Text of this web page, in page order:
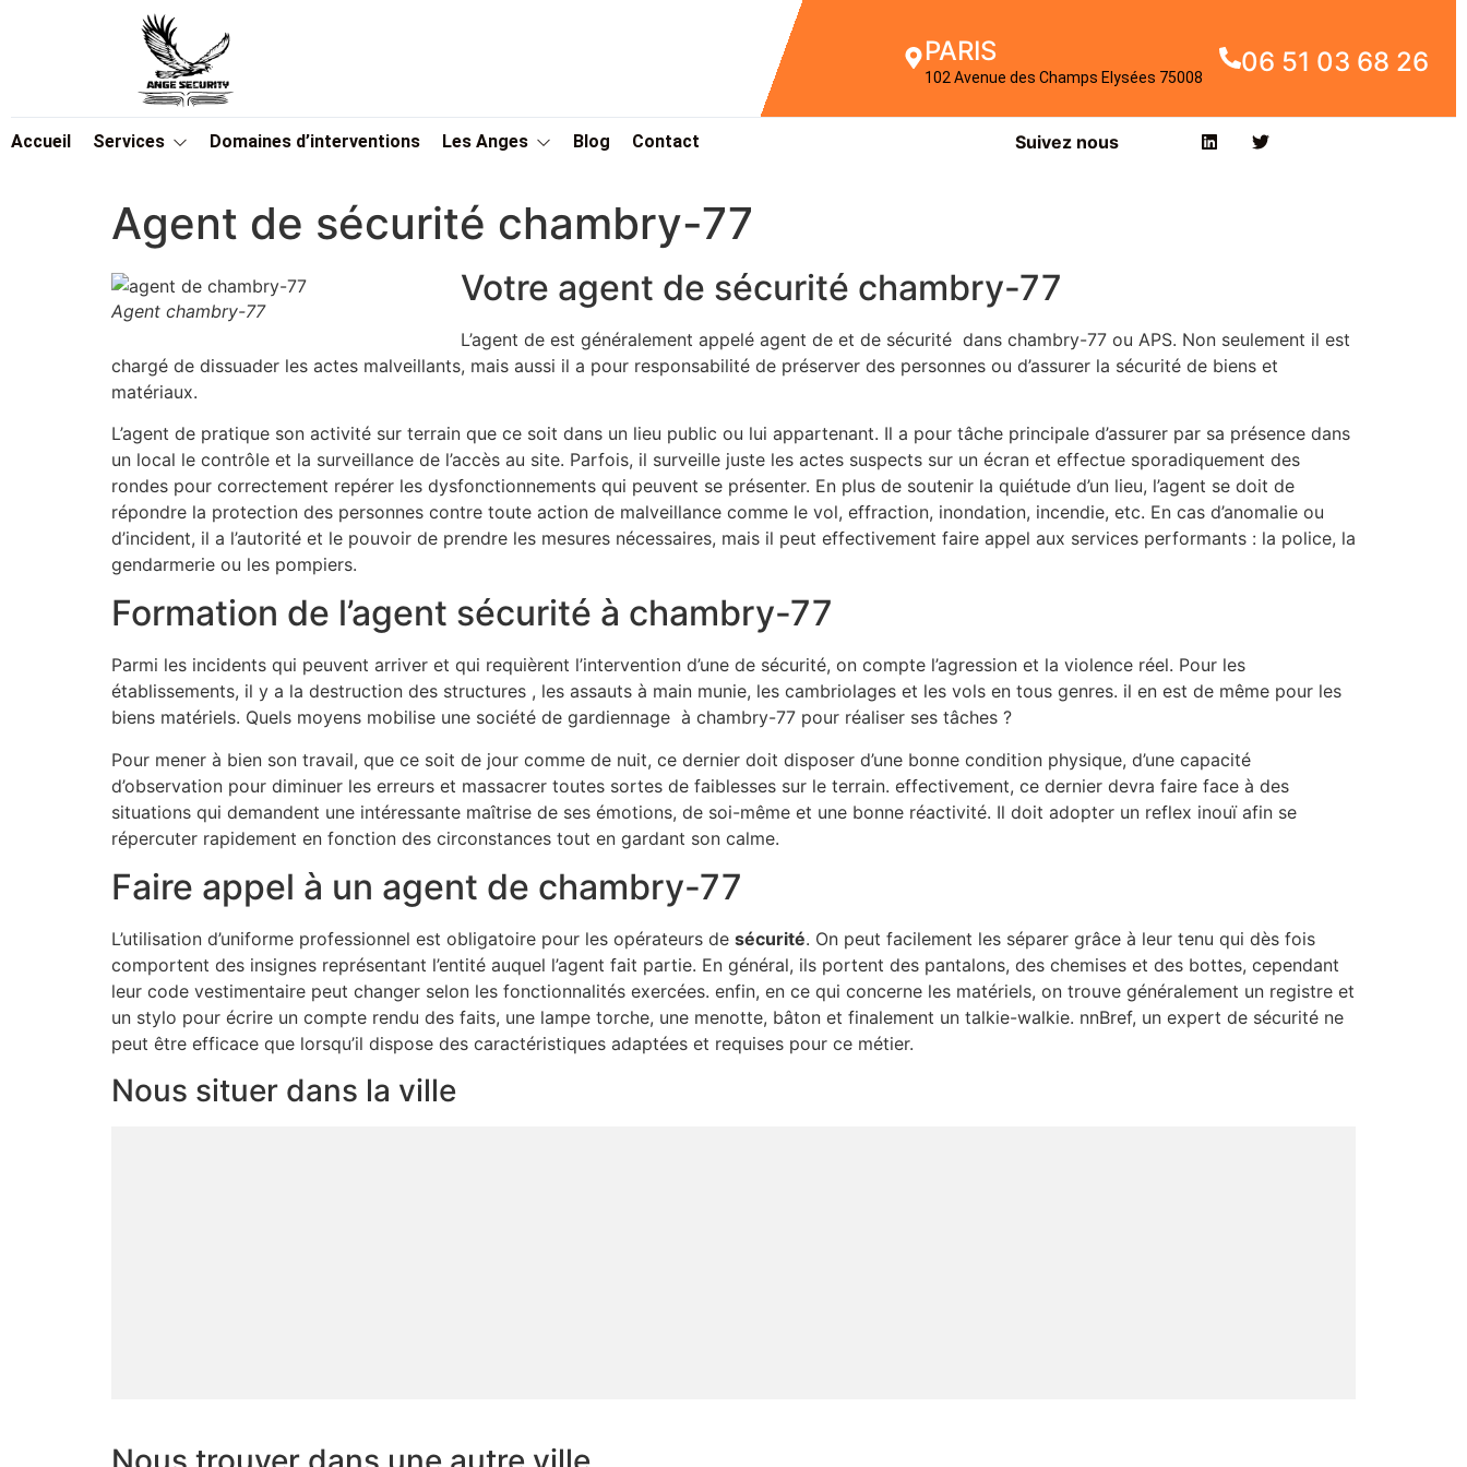
PARIS
102 Avenue des Champs Elysées 75008 06 51 03 68 26
Accueil Services Domaines d’interventions Les Anges Blog Contact Suivez nous
Agent de sécurité chambry-77
Agent chambry-77
Votre agent de sécurité chambry-77
L’agent de est généralement appelé agent de et de sécurité dans chambry-77 ou APS. Non seulement il est
chargé de dissuader les actes malveillants, mais aussi il a pour responsabilité de préserver des personnes ou d’assurer la sécurité de biens et
matériaux.
L’agent de pratique son activité sur terrain que ce soit dans un lieu public ou lui appartenant. Il a pour tâche principale d’assurer par sa présence dans
un local le contrôle et la surveillance de l’accès au site. Parfois, il surveille juste les actes suspects sur un écran et effectue sporadiquement des
rondes pour correctement repérer les dysfonctionnements qui peuvent se présenter. En plus de soutenir la quiétude d’un lieu, l’agent se doit de
répondre la protection des personnes contre toute action de malveillance comme le vol, effraction, inondation, incendie, etc. En cas d’anomalie ou
d’incident, il a l’autorité et le pouvoir de prendre les mesures nécessaires, mais il peut effectivement faire appel aux services performants : la police, la
gendarmerie ou les pompiers.
Formation de l’agent sécurité à chambry-77
Parmi les incidents qui peuvent arriver et qui requièrent l’intervention d’une de sécurité, on compte l’agression et la violence réel. Pour les
établissements, il y a la destruction des structures , les assauts à main munie, les cambriolages et les vols en tous genres. il en est de même pour les
biens matériels. Quels moyens mobilise une société de gardiennage à chambry-77 pour réaliser ses tâches ?
Pour mener à bien son travail, que ce soit de jour comme de nuit, ce dernier doit disposer d’une bonne condition physique, d’une capacité
d’observation pour diminuer les erreurs et massacrer toutes sortes de faiblesses sur le terrain. effectivement, ce dernier devra faire face à des
situations qui demandent une intéressante maîtrise de ses émotions, de soi-même et une bonne réactivité. Il doit adopter un reflex inouï afin se
répercuter rapidement en fonction des circonstances tout en gardant son calme.
Faire appel à un agent de chambry-77
L’utilisation d’uniforme professionnel est obligatoire pour les opérateurs de sécurité. On peut facilement les séparer grâce à leur tenu qui dès fois
comportent des insignes représentant l’entité auquel l’agent fait partie. En général, ils portent des pantalons, des chemises et des bottes, cependant
leur code vestimentaire peut changer selon les fonctionnalités exercées. enfin, en ce qui concerne les matériels, on trouve généralement un registre et
un stylo pour écrire un compte rendu des faits, une lampe torche, une menotte, bâton et finalement un talkie-walkie. nnBref, un expert de sécurité ne
peut être efficace que lorsqu’il dispose des caractéristiques adaptées et requises pour ce métier.
Nous situer dans la ville